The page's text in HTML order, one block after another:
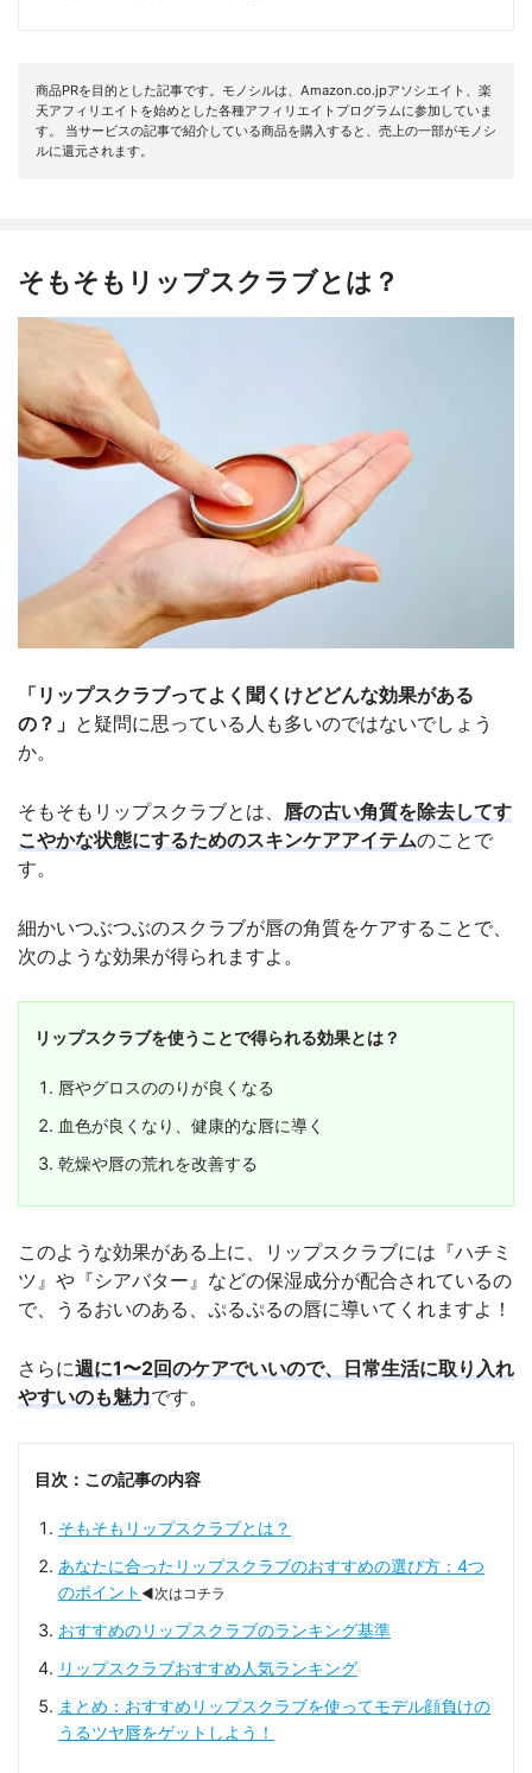
商品PRを目的とした記事です。モノシルは、Amazon.co.jpアソシエイト、楽
天アフィリエイトを始めとした各種アフィリエイトプログラムに参加していま
す。 当サービスの記事で紹介している商品を購入すると、売上の一部がモノシ
ルに還元されます。
そもそもリップスクラブとは？
「リップスクラブってよく聞くけどどんな効果がある
の？」 と疑問に思っている人も多いのではないでしょう
か。
そもそもリップスクラブとは、 唇の古い角質を除去してす
こやかな状態にするためのスキンケアアイテムのことで
す。
細かいつぶつぶのスクラブが唇の角質をケアすることで、
次のような効果が得られますよ。
リップスクラブを使うことで得られる効果とは？
唇やグロスののりが良くなる
血色が良くなり、健康的な唇に導く
乾燥や唇の荒れを改善する
このような効果がある上に、リップスクラブには『ハチミ
ツ』や『シアバター』などの保湿成分が配合されているの
で、うるおいのある、ぷるぷるの唇に導いてくれますよ！
さらに週に1〜2回のケアでいいので、日常生活に取り入れ
やすいのも魅力です。
目次：この記事の内容
そもそもリップスクラブとは？
あなたに合ったリップスクラブのおすすめの選び方：4つ
のポイント ◀次はコチラ
おすすめのリップスクラブのランキング基準
リップスクラブおすすめ人気ランキング
まとめ：おすすめリップスクラブを使ってモデル顔負けの
うるツヤ唇をゲットしよう！